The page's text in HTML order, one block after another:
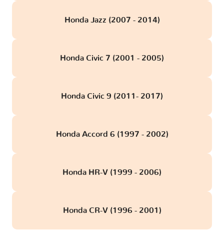
Honda Jazz (2007 - 2014)
Honda Civic 7 (2001 - 2005)
Honda Civic 9 (2011- 2017)
Honda Accord 6 (1997 - 2002)
Honda HR-V (1999 - 2006)
Honda CR-V (1996 - 2001)